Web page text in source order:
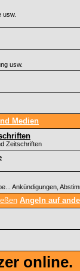
usw.
usw.
Medien
Zeitschriften
Ankündigungen,
Angeln auf
online.